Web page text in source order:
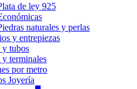
de ley 925
naturales y perlas
y entrepiezas
tubos
y terminales
por metro
Joyería